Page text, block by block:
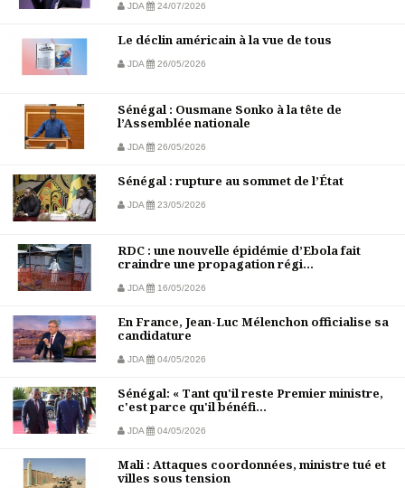
JDA 24/07/2026
Le déclin américain à la vue de tous
JDA 26/05/2026
Sénégal : Ousmane Sonko à la tête de
l’Assemblée nationale
JDA 26/05/2026
Sénégal : rupture au sommet de l’État
JDA 23/05/2026
RDC : une nouvelle épidémie d’Ebola fait
craindre une propagation régi...
JDA 16/05/2026
En France, Jean-Luc Mélenchon officialise sa
candidature
JDA 04/05/2026
Sénégal: « Tant qu'il reste Premier ministre,
c'est parce qu'il bénéfi...
JDA 04/05/2026
Mali : Attaques coordonnées, ministre tué et
villes sous tension